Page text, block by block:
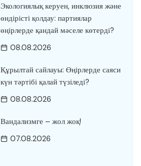
Экологиялық керуен, инклюзия және
өндірісті қолдау: партиялар
өңірлерде қандай мәселе көтерді?
08.08.2026
Құрылтай сайлауы: Өңірлерде саяси
күн тәртібі қалай түзіледі?
08.08.2026
Вандализмге – жол жоқ!
07.08.2026